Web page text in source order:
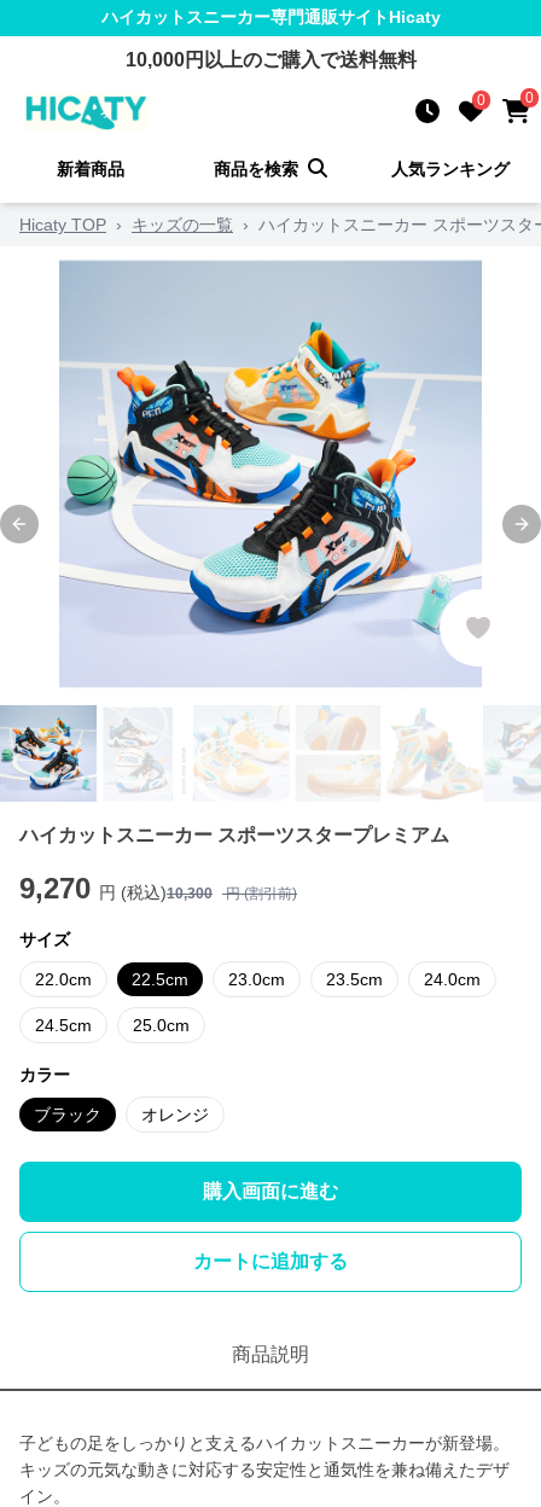
ハイカットスニーカー専門通販サイトHicaty
10,000円以上のご購入で送料無料
0 0
新着商品 商品を検索 人気ランキング
Hicaty TOP › キッズの一覧 › ハイカットスニーカー スポーツスタ
Previous slide
ハイカットスニーカー スポーツスタープレミアム
9,270 円 (税込)10,300 円 (割引前)
サイズ
22.0cm 22.5cm 23.0cm 23.5cm 24.0cm
24.5cm 25.0cm
カラー
ブラック オレンジ
購入画面に進む
カートに追加する
商品説明
子どもの足をしっかりと支えるハイカットスニーカーが新登場。
キッズの元気な動きに対応する安定性と通気性を兼ね備えたデザ
イン。